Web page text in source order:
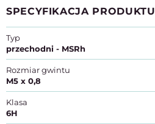
SPECYFIKACJA PRODUKTU
Typ
przechodni - MSRh
Rozmiar gwintu
M5 x 0,8
Klasa
6H